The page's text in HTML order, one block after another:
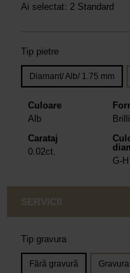
Ai selectat: 2 Standard
Tip pietre
Diamant/ Alb/ 1.75 mm
Culoare
Alb
Carataj
0.02ct.
G-H
SERVICII
Tip gravura
Fără gravură